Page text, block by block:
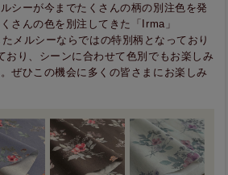
シーが今までたくさんの柄の別注色を発
さんの色を別注してきた「Irma」
メルシーならではの特別柄となっており
おり、シーンに合わせて色別でもお楽しみ
ぜひこの機会に多くの皆さまにお楽しみ